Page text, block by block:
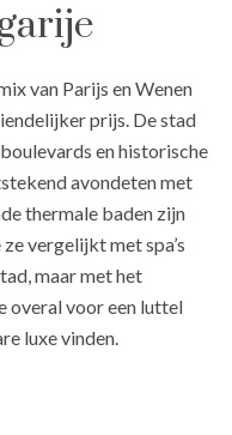
van Parijs en Wenen
prijs. De stad
en historische
avondeten met
thermale baden zijn
vergelijkt met spa’s
maar met het
overal voor een luttel
luxe vinden.